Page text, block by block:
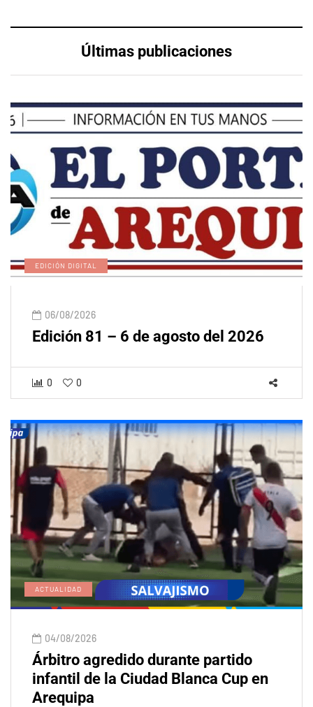
Últimas publicaciones
EDICIÓN DIGITAL
06/08/2026
Edición 81 – 6 de agosto del 2026
0 0
ACTUALIDAD
04/08/2026
Árbitro agredido durante partido
infantil de la Ciudad Blanca Cup en
Arequipa